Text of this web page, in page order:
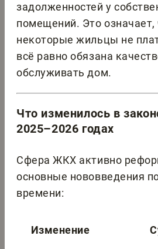
задолженностей у
помещений. Это означает,
некоторые жильцы не
всё равно обязана
обслуживать дом.
Что изменилось в
2025–2026 годах
Сфера ЖКХ активно
основные нововведения
времени:
Изменение